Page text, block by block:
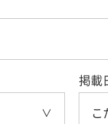
掲載
こ